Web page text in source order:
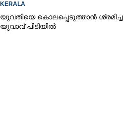
KERALA
യുവതിയെ കൊലപ്പെടുത്താൻ ശ്രമിച്ച
യുവാവ് പിടിയിൽ